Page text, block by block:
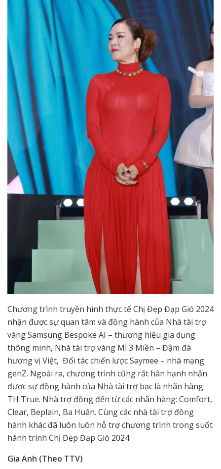
Chương trình truyền hình thực tế Chị Đẹp Đạp Gió 2024
nhận được sự quan tâm và đồng hành của Nhà tài trợ
vàng Samsung Bespoke AI – thương hiệu gia dụng
thông minh, Nhà tài trợ vàng Mì 3 Miền – Đậm đà
hương vị Việt, Đối tác chiến lược Saymee – nhà mạng
genZ. Ngoài ra, chương trình cũng rất hân hạnh nhận
được sự đồng hành của Nhà tài trợ bạc là nhãn hàng
TH True. Nhà trợ đồng đến từ các nhãn hàng: Comfort,
Clear, Beplain, Ba Huân. Cùng các nhà tài trợ đồng
hành khác đã luôn luôn hỗ trợ chương trình trong suốt
hành trình Chị Đẹp Đạp Gió 2024.
Gia Anh (Theo TTV)